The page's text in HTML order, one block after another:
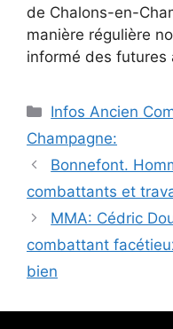
de Chalons-en-
manière régulière
informé des futures
Catégories
Infos Ancien
Champagne:
Bonnefont.
combattants et
MMA: Cédric
combattant
bien